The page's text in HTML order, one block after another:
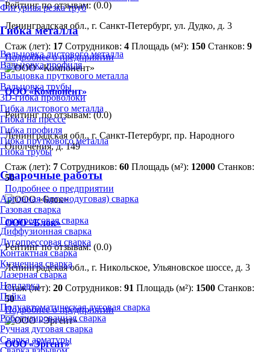
Фигурная резка труб
Гибка металла
Вальцовка листового металла
Вальцовка профиля
Вальцовка пруткового металла
Вальцовка трубы
3D-гибка проволоки
Гибка листового металла
Гибка на прессе
Гибка профиля
Гибка пруткового металла
Гибка трубы
Сварочные работы
Аргонная (аргонодуговая) сварка
Газовая сварка
Газопрессовая сварка
Диффузионная сварка
Дугопрессовая сварка
Контактная сварка
Кузнечная сварка
Лазерная сварка
Наплавка
Пайка
Полуавтоматическая дуговая сварка
Роботизированная сварка
Ручная дуговая сварка
Сварка арматуры
Рейтинг по отзывам: (0.0)
Ленинградская обл., г. Санкт-Петербург, ул. Дудко, д. 3
Стаж (лет): 17 Сотрудников: 4 Площадь (м²): 150 Станков: 9
Подробнее о предприятии
ООО «Компонент»
Рейтинг по отзывам:(0.0)
Ленинградская обл., г. Санкт-Петербург, пр. Народного
Ополчения, д. 149
Стаж (лет): 7 Сотрудников: 60 Площадь (м²): 12000 Станков:
50
Подробнее о предприятии
ООО «Блок»
Рейтинг по отзывам: (0.0)
Ленинградская обл., г. Никольское, Ульяновское шоссе, д. 3
Стаж (лет): 20 Сотрудников: 91 Площадь (м²): 1500 Станков:
50
Подробнее о предприятии
ООО «Эргент»